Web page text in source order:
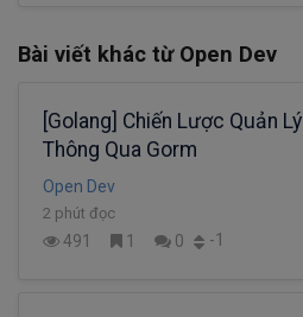
Bài viết khác từ Open Dev
[Golang] Chiến Lược Quản
Thông Qua Gorm
Open Dev
2 phút đọc
491 1 0 -1